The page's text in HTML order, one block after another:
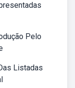
Pelo
Listadas